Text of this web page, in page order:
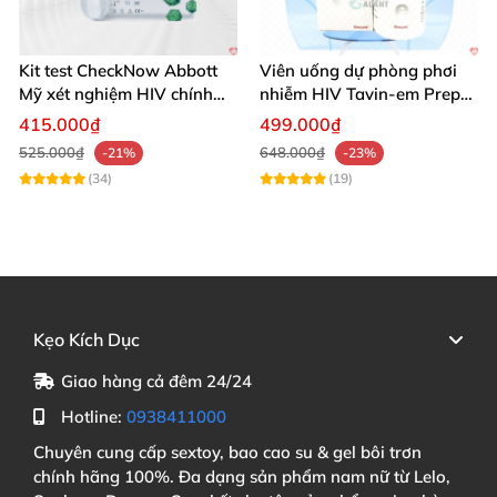
Liều Dùng & Cách Sử Dụng
Dùng 1 viên/ngày , uống vàocùng một khung giờ
mỗi ngày
⚠️Lưu Ý Khi Sử Dụng TAVIN-EM
nhiễm HIV chưađược điều trị
Kit test CheckNow Abbott
Mỹ xét nghiệm HIV chính
xác tại nhà
415.000₫
525.000₫
-21%
(34)
Viên uống dự phòng phơi
nhiễm HIV Tavin-em Prep
lọ 30 viên an toàn
499.000₫
648.000₫
-23%
(19)
Kẹo Kích Dục
Giao hàng cả đêm 24/24
Hotline: 0938411000
Chuyên cung cấp sextoy, bao cao su & gel bôi trơn
chính hãng 100%. Đa dạng sản phẩm nam nữ từ Lelo,